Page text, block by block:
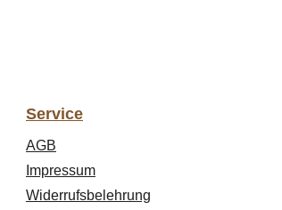
Service
AGB
Impressum
Widerrufsbelehrung